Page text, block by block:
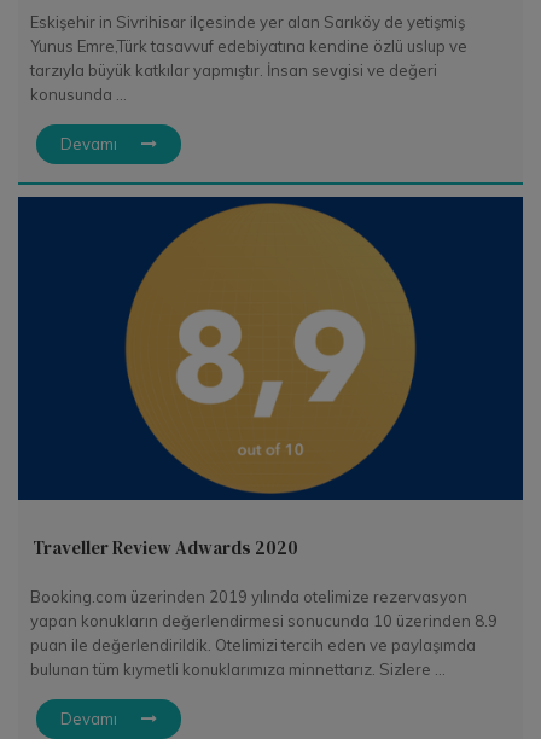
Eskişehir in Sivrihisar ilçesinde yer alan Sarıköy de yetişmiş
Yunus Emre,Türk tasavvuf edebiyatına kendine özlü uslup ve
tarzıyla büyük katkılar yapmıştır. İnsan sevgisi ve değeri
konusunda ...
Devamı
Traveller Review Adwards 2020
Booking.com üzerinden 2019 yılında otelimize rezervasyon
yapan konukların değerlendirmesi sonucunda 10 üzerinden 8.9
puan ile değerlendirildik. Otelimizi tercih eden ve paylaşımda
bulunan tüm kıymetli konuklarımıza minnettarız. Sizlere ...
Devamı